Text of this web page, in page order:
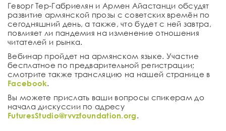
Геворг Тер-Габриелян и Армен Айастанци обсудят
развитие армянской прозы с советских времён по
сегодняшний день, а также, что будет с ней завтра,
повлияет ли пандемия на изменение отношения
читателей и рынка.
Вебинар пройдет на армянском языке. Участие
бесплатное по предварительной регистрации;
смотрите также трансляцию на нашей странице в
Facebook.
Вы можете прислать ваши вопросы спикерам до
начала дискуссии по адресу
FuturesStudio@rvvzfoundation.org.